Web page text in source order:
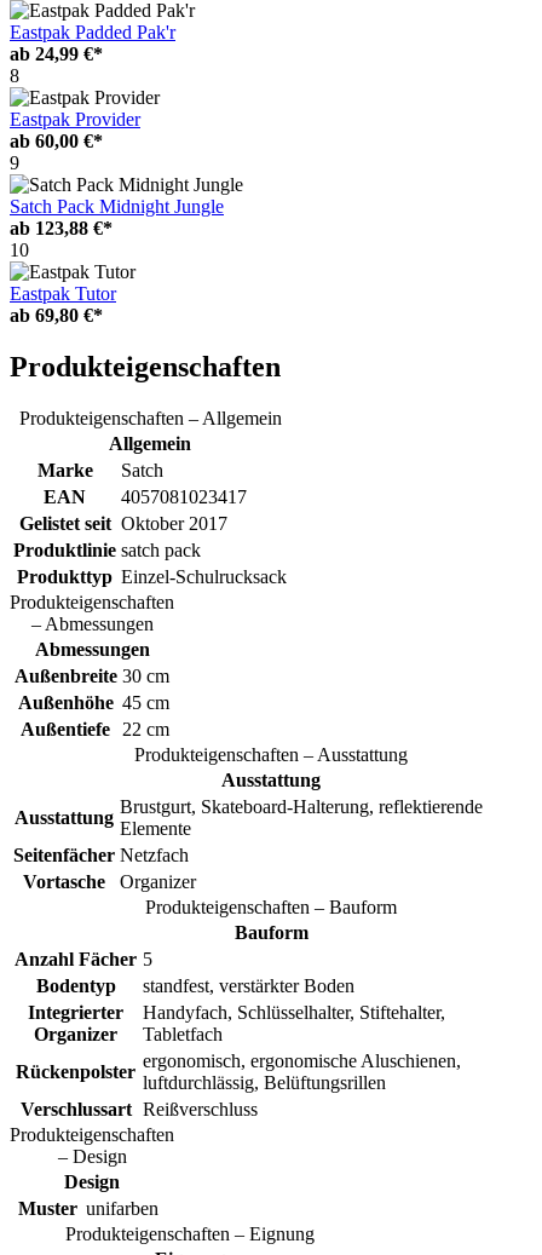
Eastpak Padded Pak'r
ab 24,99 €*
8
Eastpak Provider
ab 60,00 €*
9
Satch Pack Midnight Jungle
ab 123,88 €*
10
Eastpak Tutor
ab 69,80 €*
Produkteigenschaften
Produkteigenschaften – Allgemein
Allgemein
Marke
Satch
EAN
4057081023417
Gelistet seit Oktober 2017
Produktlinie satch pack
Produkttyp Einzel-Schulrucksack
Produkteigenschaften
– Abmessungen
Abmessungen
Außenbreite 30 cm
Außenhöhe 45 cm
Außentiefe
22 cm
Produkteigenschaften – Ausstattung
Ausstattung
Ausstattung
Brustgurt, Skateboard-Halterung, reflektierende
Elemente
Seitenfächer Netzfach
Vortasche
Organizer
Produkteigenschaften – Bauform
Bauform
Anzahl Fächer 5
Bodentyp
standfest, verstärkter Boden
Integrierter
Organizer
Handyfach, Schlüsselhalter, Stiftehalter,
Tabletfach
Rückenpolster
ergonomisch, ergonomische Aluschienen,
luftdurchlässig, Belüftungsrillen
Verschlussart Reißverschluss
Produkteigenschaften
– Design
Design
Muster unifarben
Produkteigenschaften – Eignung